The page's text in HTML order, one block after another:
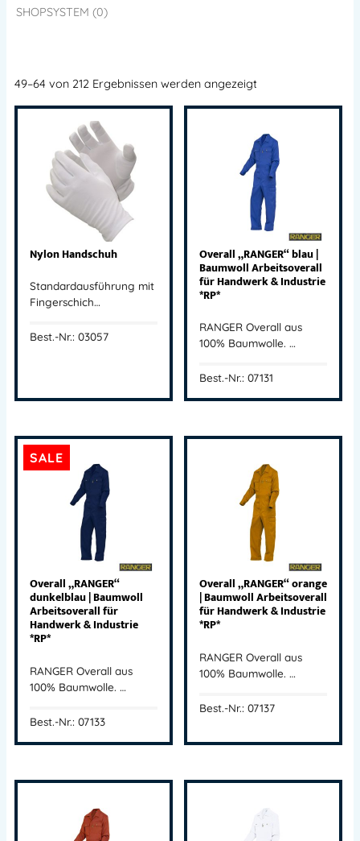
SHOPSYSTEM (0)
49–64 von 212 Ergebnissen werden angezeigt
Nylon Handschuh
Standardausführung mit
Fingerschich…
Best.-Nr.: 03057
Overall „RANGER“ blau |
Baumwoll Arbeitsoverall
für Handwerk & Industrie
*RP*
RANGER Overall aus
100% Baumwolle. …
Best.-Nr.: 07131
SALE
Overall „RANGER“
dunkelblau | Baumwoll
Arbeitsoverall für
Handwerk & Industrie
*RP*
RANGER Overall aus
100% Baumwolle. …
Best.-Nr.: 07133
Overall „RANGER“ orange
| Baumwoll Arbeitsoverall
für Handwerk & Industrie
*RP*
RANGER Overall aus
100% Baumwolle. …
Best.-Nr.: 07137